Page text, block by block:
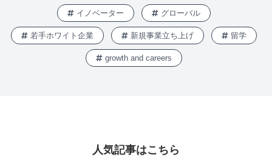
イノベーター グローバル
若手ホワイト企業 新規事業立ち上げ 留学
growth and careers
人気記事はこちら